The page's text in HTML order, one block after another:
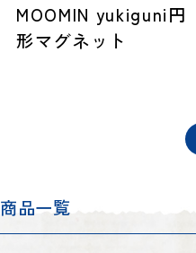
MOOMIN yukiguni円
形マグネット
商品一覧